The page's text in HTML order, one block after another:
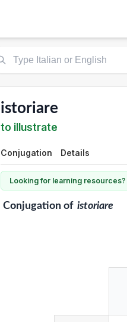
istoriare
to illustrate
Conjugation Details
Looking for learning resources?
Conjugationof istoriare